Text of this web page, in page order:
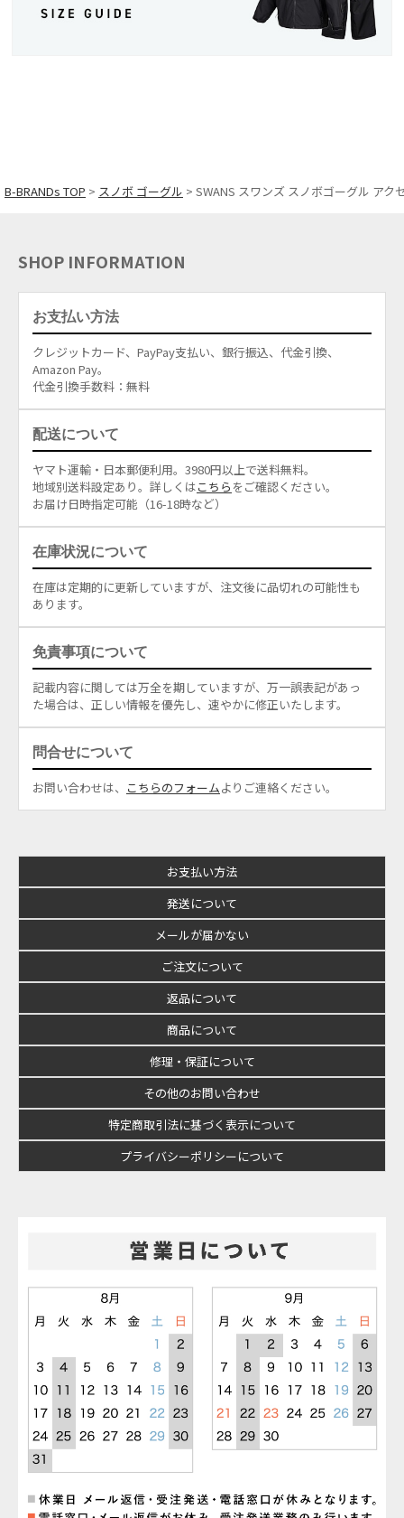
B-BRANDs TOP スノボ ゴーグル SWANS スワンズ スノボゴーグル ア
SHOP INFORMATION
お支払い方法
クレジットカード、PayPay支払い、銀行振込、代金引換、
Amazon Pay。
代金引換手数料：無料
配送について
ヤマト運輸・日本郵便利用。3980円以上で送料無料。
地域別送料設定あり。詳しくはこちら をご確認ください。
お届け日時指定可能（16-18時など）
在庫状況について
在庫は定期的に更新していますが、注文後に品切れの可能性も
あります。
免責事項について
記載内容に関しては万全を期していますが、万一誤表記があっ
た場合は、正しい情報を優先し、速やかに修正いたします。
問合せについて
お問い合わせは、 こちらのフォームよりご連絡ください。
お支払い方法
発送について
メールが届かない
ご注文について
返品について
商品について
修理・保証について
その他のお問い合わせ
特定商取引法に基づく表示について
プライバシーポリシーについて